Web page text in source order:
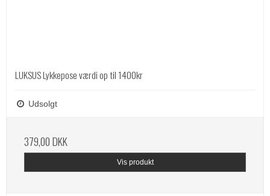
LUKSUS Lykkepose værdi op til 1400kr
Udsolgt
379,00 DKK
Vis produkt